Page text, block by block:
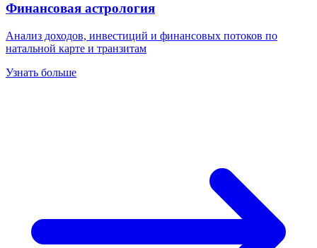
Финансовая астрология
Анализ доходов, инвестиций и финансовых потоков по
натальной карте и транзитам
Узнать больше